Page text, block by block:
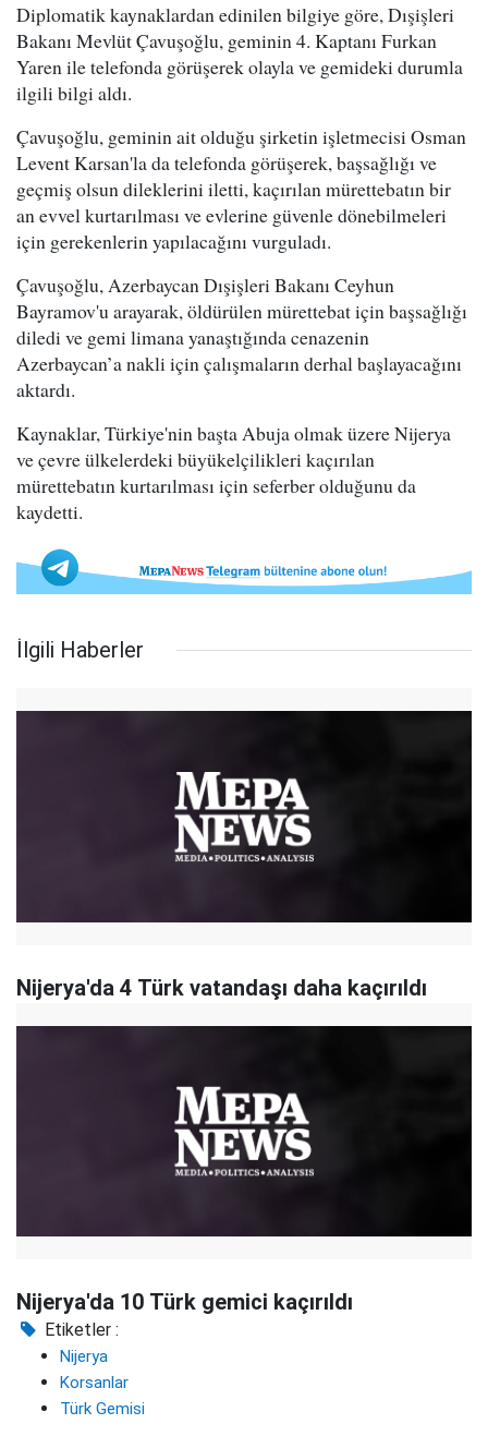
Diplomatik kaynaklardan edinilen bilgiye göre, Dışişleri
Bakanı Mevlüt Çavuşoğlu, geminin 4. Kaptanı Furkan
Yaren ile telefonda görüşerek olayla ve gemideki durumla
ilgili bilgi aldı.
Çavuşoğlu, geminin ait olduğu şirketin işletmecisi Osman
Levent Karsan'la da telefonda görüşerek, başsağlığı ve
geçmiş olsun dileklerini iletti, kaçırılan mürettebatın bir
an evvel kurtarılması ve evlerine güvenle dönebilmeleri
için gerekenlerin yapılacağını vurguladı.
Çavuşoğlu, Azerbaycan Dışişleri Bakanı Ceyhun
Bayramov'u arayarak, öldürülen mürettebat için başsağlığı
diledi ve gemi limana yanaştığında cenazenin
Azerbaycan’a nakli için çalışmaların derhal başlayacağını
aktardı.
Kaynaklar, Türkiye'nin başta Abuja olmak üzere Nijerya
ve çevre ülkelerdeki büyükelçilikleri kaçırılan
mürettebatın kurtarılması için seferber olduğunu da
kaydetti.
İlgili Haberler
Nijerya'da 4 Türk vatandaşı daha kaçırıldı
Nijerya'da 10 Türk gemici kaçırıldı
Etiketler :
Nijerya
Korsanlar
Türk Gemisi